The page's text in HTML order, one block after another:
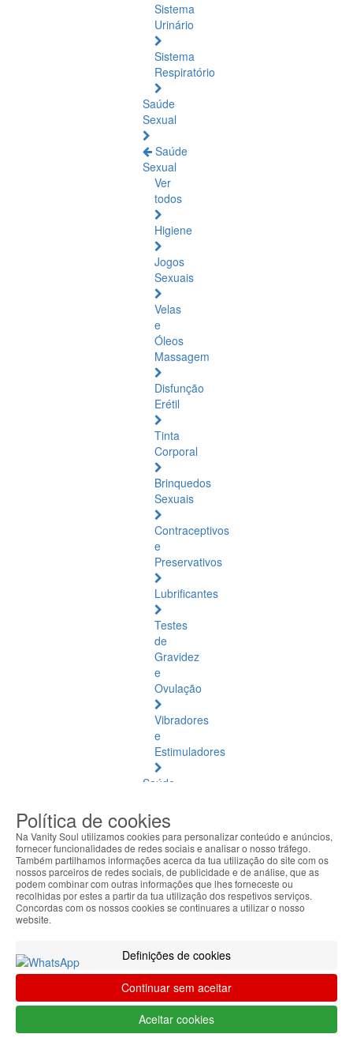
Sistema
Urinário
Sistema
Respiratório
Saúde
Sexual
Saúde
Sexual
Ver
todos
Higiene
Jogos
Sexuais
Velas
e
Óleos
Massagem
Disfunção
Erétil
Tinta
Corporal
Brinquedos
Sexuais
Contraceptivos
e
Preservativos
Lubrificantes
Testes
de
Gravidez
e
Ovulação
Vibradores
e
Estimuladores
Saúde
Saúde
Natural
Ver
todos
Âmbar
Articulações
e
Músculos
Bem-
Estar
Política de cookies
Na Vanity Soul utilizamos cookies para personalizar conteúdo e anúncios,
fornecer funcionalidades de redes sociais e analisar o nosso tráfego.
Também partilhamos informações acerca da tua utilização do site com os
nossos parceiros de redes sociais, de publicidade e de análise, que as
podem combinar com outras informações que lhes forneceste ou
recolhidas por estes a partir da tua utilização dos respetivos serviços.
Concordas com os nossos cookies se continuares a utilizar o nosso
website.
Definições de cookies
Continuar sem aceitar
Aceitar cookies